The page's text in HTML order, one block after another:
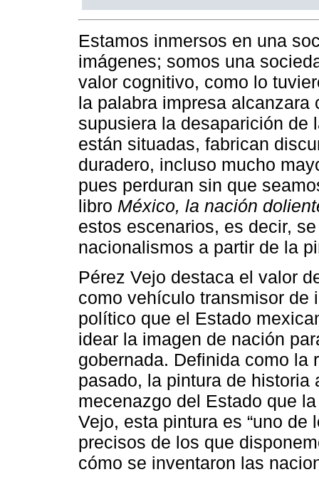
Estamos inmersos en una
imágenes; somos una
valor cognitivo, como lo
la palabra impresa
supusiera la desaparición de
están situadas, fabrican
duradero, incluso mucho
pues perduran sin que
libro México, la nación
estos escenarios, es decir,
nacionalismos a partir de la
Pérez Vejo destaca el valor
como vehículo transmisor de
político que el Estado
idear la imagen de nación
gobernada. Definida como la
pasado, la pintura de
mecenazgo del Estado que
Vejo, esta pintura es “uno
precisos de los que
cómo se inventaron las